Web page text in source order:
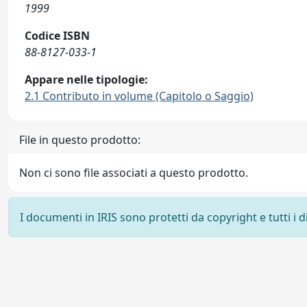
1999
Codice ISBN
88-8127-033-1
Appare nelle tipologie:
2.1 Contributo in volume (Capitolo o Saggio)
File in questo prodotto:
Non ci sono file associati a questo prodotto.
I documenti in IRIS sono protetti da copyright e tutti i